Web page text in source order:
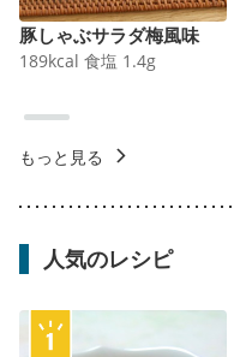
豚しゃぶサラダ梅風味
189kcal 食塩 1.4g
もっと見る
人気のレシピ